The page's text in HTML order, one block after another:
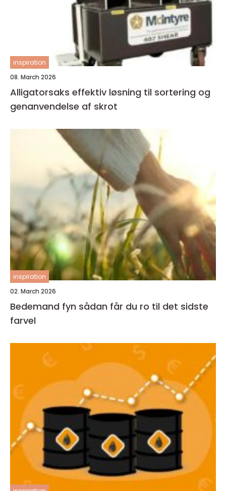
inspiration
08. March 2026
Alligatorsaks effektiv løsning til sortering og
genanvendelse af skrot
inspiration
02. March 2026
Bedemand fyn sådan får du ro til det sidste
farvel